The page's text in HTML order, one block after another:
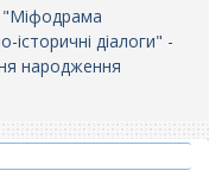
"Міфодрама
історичні діалоги" -
народження